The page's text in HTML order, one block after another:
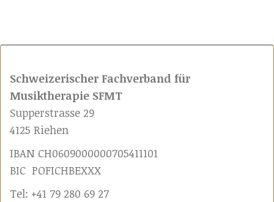
Schweizerischer Fachverband für
Musiktherapie SFMT
Supperstrasse 29
4125 Riehen
IBAN CH0609000000705411101
BIC POFICHBEXXX
Tel: +41 79 280 69 27